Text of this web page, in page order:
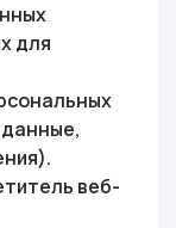
для
веб-